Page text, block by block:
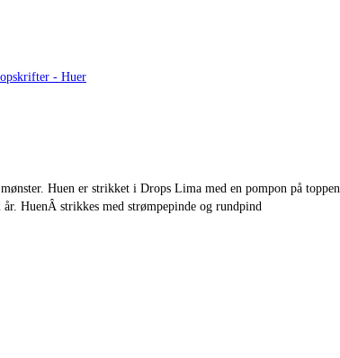
- Huer
Huen er strikket i Drops Lima med en pompon på toppen.
HuenÂ strikkes med strømpepinde og rundpind